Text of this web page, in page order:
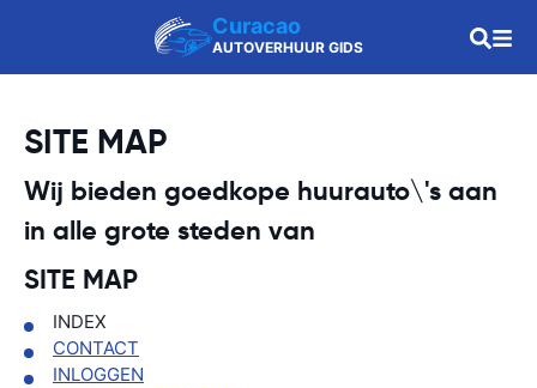
Curacao
AUTOVERHUUR GIDS
SITE MAP
Wij bieden goedkope huurauto\'s aan
in alle grote steden van
SITE MAP
INDEX
CONTACT
INLOGGEN